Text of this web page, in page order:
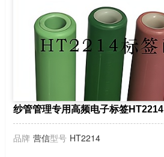
纱管管理专用高频电子标签HT2214
品牌 营信型号 HT2214